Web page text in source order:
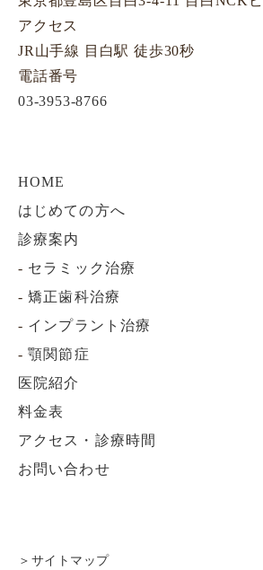
アクセス
JR山手線 目白駅 徒歩30秒
電話番号
03-3953-8766
HOME
はじめての方へ
診療案内
- セラミック治療
-矯正歯科治療
- インプラント治療
-顎関節症
医院紹介
料金表
アクセス・診療時間
お問い合わせ
＞サイトマップ